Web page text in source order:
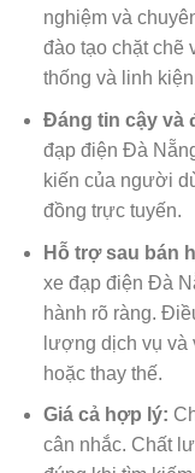
nghiệm và
đào tạo chặt chẽ
thống và linh
Đáng tin cậy và
đạp điện Đà
kiến của người
đồng trực tuyến.
Hỗ trợ sau bán
xe đạp điện Đà
hành rõ ràng.
lượng dịch vụ
hoặc thay thế.
Giá cả hợp lý:
cân nhắc. Chất